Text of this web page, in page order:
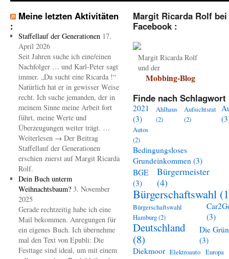
Meine letzten Aktivitäten
:
Staffellauf der Generationen 17.
April 2026
Seit Jahren suche ich eine/einen
Nachfolger … und Karl-Peter sagt
immer. „Du sucht eine Ricarda !“
Natürlich hat er in gewisser Weise
recht. Ich suche jemanden, der in
meinem Sinne meine Arbeit fort
führt, meine Werte und
Überzeugungen weiter trägt. …
Weiterlesen → Der Beitrag
Staffellauf der Generationen
erschien zuerst auf Margit Ricarda
Rolf.
Dein Buch unterm
Weihnachtsbaum? 3. November
2025
Gerade rechtzeitig habe ich eine
Mail bekommen. Anregungen für
ein eigenes Buch. Ich übernehme
mal den Text von Epubli: Die
Festtage sind ideal, um mit einem
Margit Ricarda Rolf bei
Facebook :
Margit Ricarda Rolf
und der
Mobbing-Blog
Finde nach Schlagwort
2021
(3)
Ahlhaus
(2)
Aufsichtsrat
(2)
Autos
(2)
Bedingungsloses
Grundeinkommen (3)
BGE
(3)
Bürgermeister
(4)
Bürgerschaftswahl
Bürgerschaftswahl
Hamburg(2)
(3)
Deutschland
(8)
Die
(3)
Diekmoor Elektroauto Europa